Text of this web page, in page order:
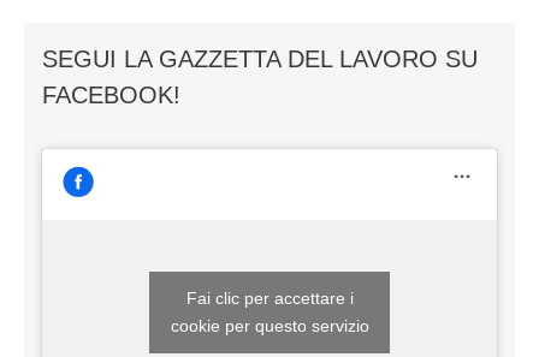
SEGUI LA GAZZETTA DEL LAVORO SU
FACEBOOK!
Fai clic per accettare i
cookie per questo servizio